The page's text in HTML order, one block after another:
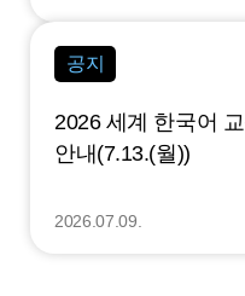
공지
2026 세계 한국어
안내(7.13.(월))
2026.07.09.